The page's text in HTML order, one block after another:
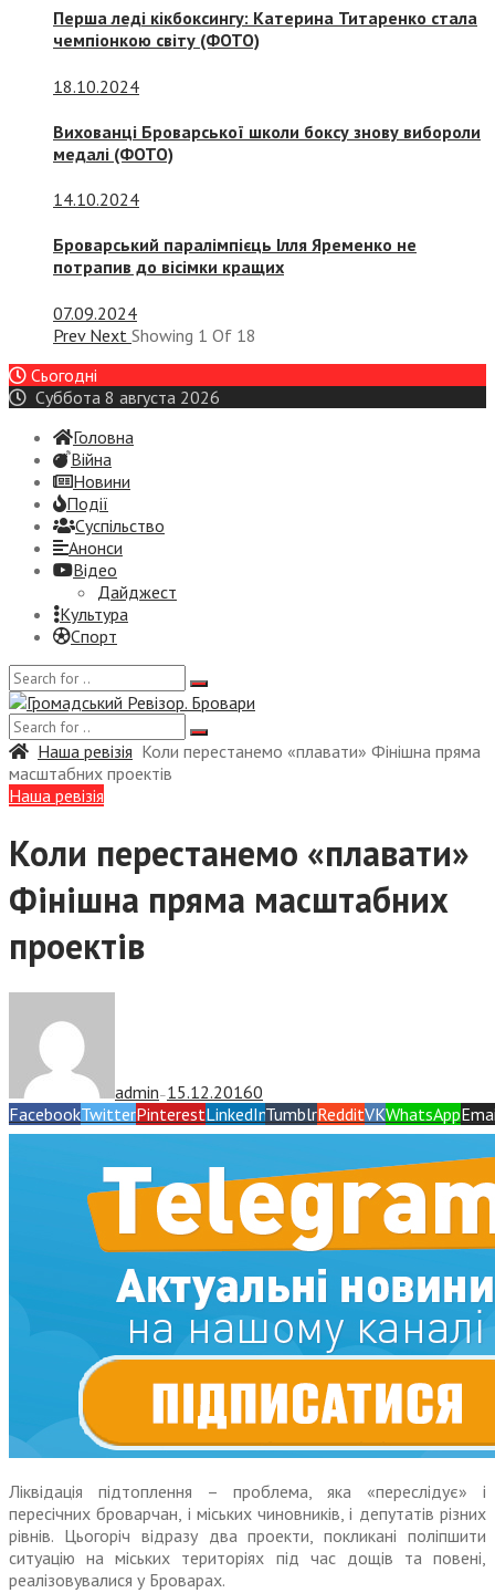
Перша леді кікбоксингу: Катерина Титаренко стала
чемпіонкою світу (ФОТО)
18.10.2024
Вихованці Броварської школи боксу знову вибороли
медалі (ФОТО)
14.10.2024
Броварський паралімпієць Ілля Яременко не
потрапив до вісімки кращих
07.09.2024
Prev Next Showing 1 Of 18
Сьогодні
Суббота 8 августа 2026
Головна
Війна
Новини
Події
Суспiльство
Анонси
Відео
Дайджест
Культура
Спорт
Наша ревізія Коли перестанемо «плавати» Фінішна пряма
масштабних проектів
Наша ревізія
Коли перестанемо «плавати»
Фінішна пряма масштабних
проектів
admin — 15.12.20160
FacebookTwitterPinterestLinkedInTumblrRedditVKWhatsApp
Ліквідація підтоплення – проблема, яка «переслідує» і
пересічних броварчан, і міських чиновників, і депутатів різних
рівнів. Цьогоріч відразу два проекти, покликані поліпшити
ситуацію на міських територіях під час дощів та повені,
реалізовувалися у Броварах.